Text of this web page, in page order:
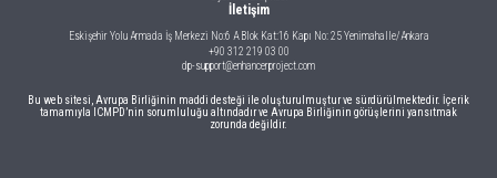
İletişim
Eskişehir Yolu Armada İş Merkezi No:6 A Blok Kat:16 Kapı No: 25 Yenimahalle/Ankara
+90 312 219 03 00
dp-support@enhancerproject.com
Bu web sitesi, Avrupa Birliğinin maddi desteği ile oluşturulmuştur ve sürdürülmektedir. İçerik
tamamıyla ICMPD’nin sorumluluğu altındadır ve Avrupa Birliğinin görüşlerini yansıtmak
zorunda değildir.